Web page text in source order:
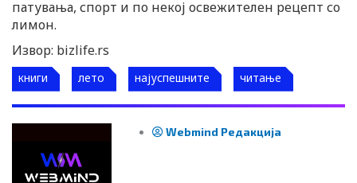
патувања, спорт и по некој освежителен рецепт со
лимон.
Извор: bizlife.rs
книги лето најуспешните читање
Webmind Редакција